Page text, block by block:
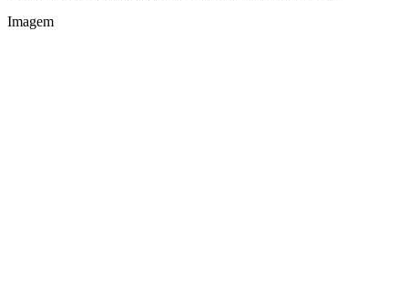
Imagem